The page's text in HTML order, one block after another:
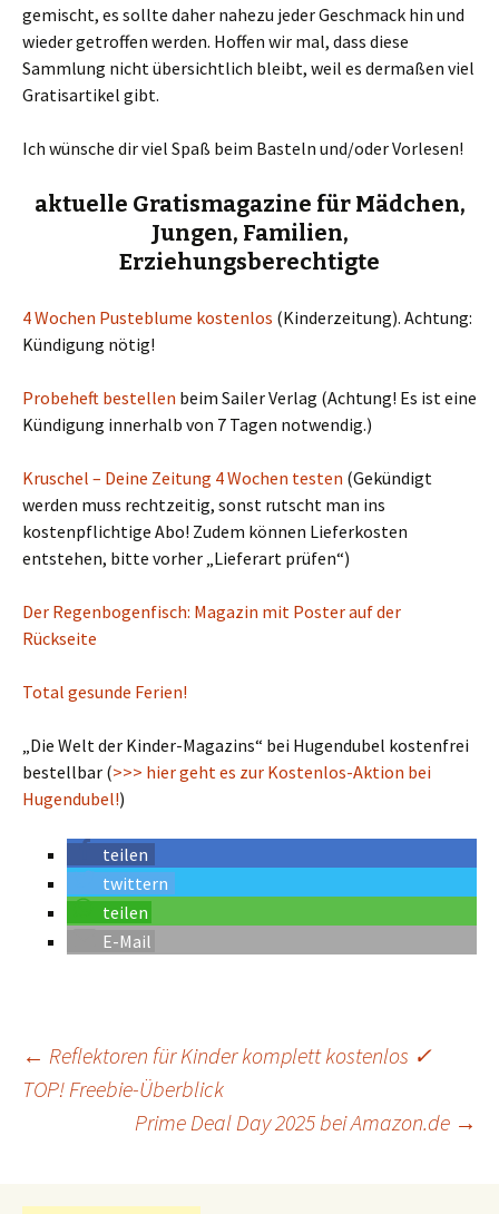
gemischt, es sollte daher nahezu jeder Geschmack hin und
wieder getroffen werden. Hoffen wir mal, dass diese
Sammlung nicht übersichtlich bleibt, weil es dermaßen viel
Gratisartikel gibt.
Ich wünsche dir viel Spaß beim Basteln und/oder Vorlesen!
aktuelle Gratismagazine für Mädchen,
Jungen, Familien,
Erziehungsberechtigte
4 Wochen Pusteblume kostenlos (Kinderzeitung). Achtung:
Kündigung nötig!
Probeheft bestellen beim Sailer Verlag (Achtung! Es ist eine
Kündigung innerhalb von 7 Tagen notwendig.)
Kruschel – Deine Zeitung 4 Wochen testen (Gekündigt
werden muss rechtzeitig, sonst rutscht man ins
kostenpflichtige Abo! Zudem können Lieferkosten
entstehen, bitte vorher „Lieferart prüfen“)
Der Regenbogenfisch: Magazin mit Poster auf der
Rückseite
Total gesunde Ferien!
„Die Welt der Kinder-Magazins“ bei Hugendubel kostenfrei
bestellbar (>>> hier geht es zur Kostenlos-Aktion bei
Hugendubel!)
teilen
twittern
teilen
E-Mail
Beitrags-
← Reflektoren für Kinder komplett kostenlos ✓
TOP! Freebie-Überblick
Prime Deal Day 2025 bei Amazon.de →